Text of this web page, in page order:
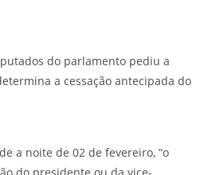
do parlamento pediu a
a cessação antecipada do
a noite de 02 de fevereiro, “o
do presidente ou da vice-